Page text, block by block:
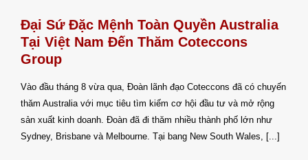
Đại Sứ Đặc Mệnh Toàn Quyền Australia
Tại Việt Nam Đến Thăm Coteccons
Group
Vào đầu tháng 8 vừa qua, Đoàn lãnh đạo Coteccons đã có chuyến
thăm Australia với mục tiêu tìm kiếm cơ hội đầu tư và mở rộng
sản xuất kinh doanh. Đoàn đã đi thăm nhiều thành phố lớn như
Sydney, Brisbane và Melbourne. Tại bang New South Wales, [...]